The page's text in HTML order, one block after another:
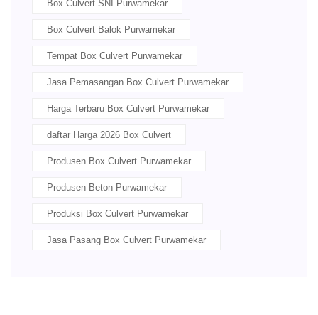
Box Culvert SNI Purwamekar
Box Culvert Balok Purwamekar
Tempat Box Culvert Purwamekar
Jasa Pemasangan Box Culvert Purwamekar
Harga Terbaru Box Culvert Purwamekar
daftar Harga 2026 Box Culvert
Produsen Box Culvert Purwamekar
Produsen Beton Purwamekar
Produksi Box Culvert Purwamekar
Jasa Pasang Box Culvert Purwamekar